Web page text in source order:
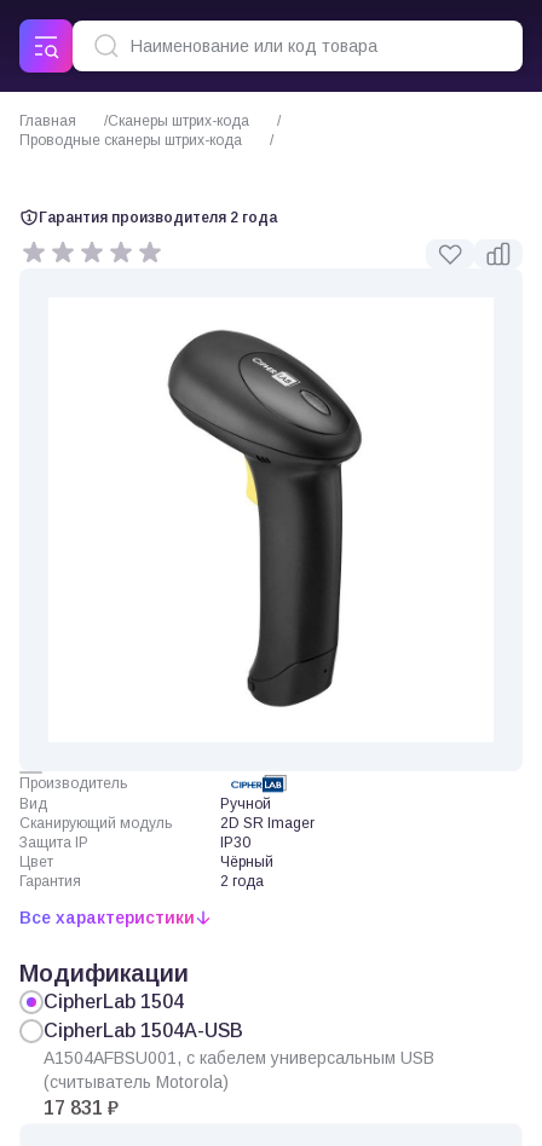
Главная
Сканеры штрих-кода
Проводные сканеры штрих-кода
Сканер штрих-кода CipherLab 1504
Гарантия производителя 2 года
Производитель
Вид
Ручной
Сканирующий модуль
2D SR Imager
Защита IP
IP30
Цвет
Чёрный
Гарантия
2 года
Все характеристики
Модификации
CipherLab 1504
CipherLab 1504A-USB
A1504AFBSU001, с кабелем универсальным USB
(считыватель Motorola)
17 831 ₽